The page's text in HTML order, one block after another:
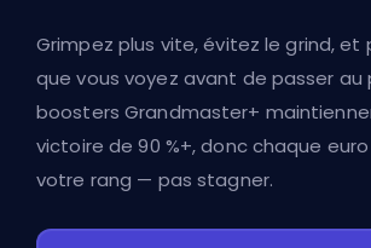
Grimpez plus vite, évitez le grind, et
que vous voyez avant de passer au
boosters Grandmaster+
victoire de 90 %+, donc chaque
votre rang — pas stagner.